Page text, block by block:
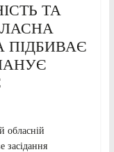
ТА
ПІДБИВАЄ
обласній
засідання